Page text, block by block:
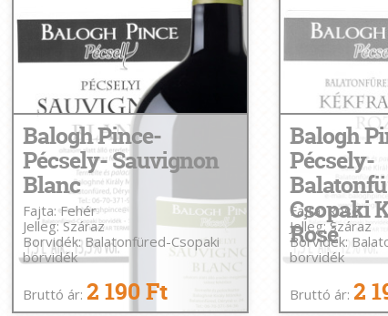
Balogh Pince-
Pécsely- Sauvignon
Blanc
Fajta: Fehér
Jelleg: Száraz
Borvidék: Balatonfüred-Csopaki
borvidék
Bruttó ár: 2 190 Ft
Balogh
Pécsely-
Csopaki
Rosé
Fajta: Rosé
Jelleg: Száraz
Borvidék:
borvidék
Bruttó ár: 2